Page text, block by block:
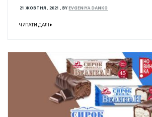
21 ЖОВТНЯ , 2021 ,BYEVGENIYA DANKO
ЧИТАТИ ДАЛІ